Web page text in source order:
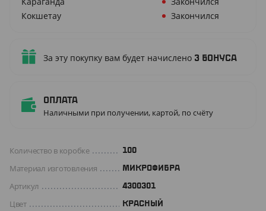
Кокшетау
Закончился
За эту покупку вам будет начислено 3 бонуса
Оплата
Наличными при получении, картой, по счёту
Количество в коробке 100
Материал изготовления МИКРОФИБРА
Артикул 4300301
Цвет КРАСНЫЙ